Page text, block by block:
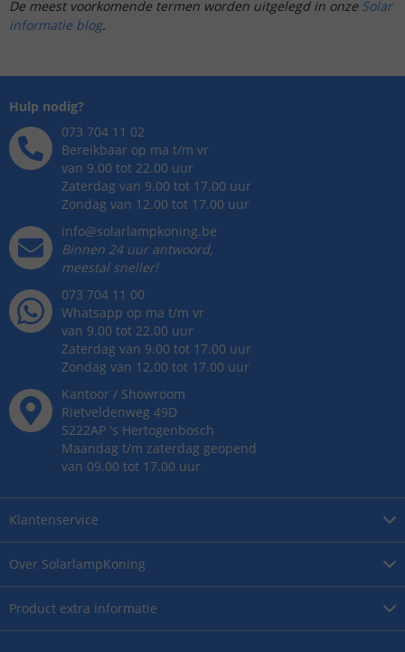
De meest voorkomende termen worden uitgelegd in onze Solar
informatie blog.
Over SolarlampKoning
Product extra informatie
Klantenservice
Hulp nodig?
073 704 11 02
Bereikbaar op ma t/m vr
van 9.00 tot 22.00 uur
Zaterdag van 9.00 tot 17.00 uur
Zondag van 12.00 tot 17.00 uur
info@solarlampkoning.be
Binnen 24 uur antwoord,
meestal sneller!
073 704 11 00
Whatsapp op ma t/m vr
van 9.00 tot 22.00 uur
Zaterdag van 9.00 tot 17.00 uur
Zondag van 12.00 tot 17.00 uur
Kantoor / Showroom
Rietveldenweg 49D
5222AP 's Hertogenbosch
Maandag t/m zaterdag geopend
van 09.00 tot 17.00 uur